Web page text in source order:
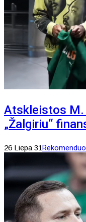
Atskleistos
„Žalgiriu“
26 Liepa 31